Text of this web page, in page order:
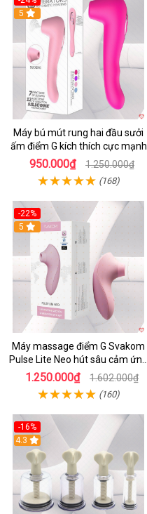
5
Máy bú mút rung hai đầu sưởi
ấm điểm G kích thích cực mạnh
950.000₫ 1.250.000₫
(168)
-22%
5
Máy massage điểm G Svakom
Pulse Lite Neo hút sâu cảm ứng
app bluetooth
1.250.000₫ 1.602.000₫
(160)
-16%
4.3